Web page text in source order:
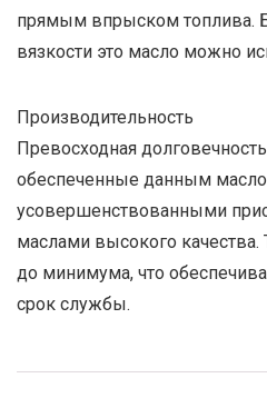
прямым впрыском топлива.
вязкости это масло можно
Производительность
Превосходная
обеспеченные данным
усовершенствованными
маслами высокого
до минимума, что
срок службы.